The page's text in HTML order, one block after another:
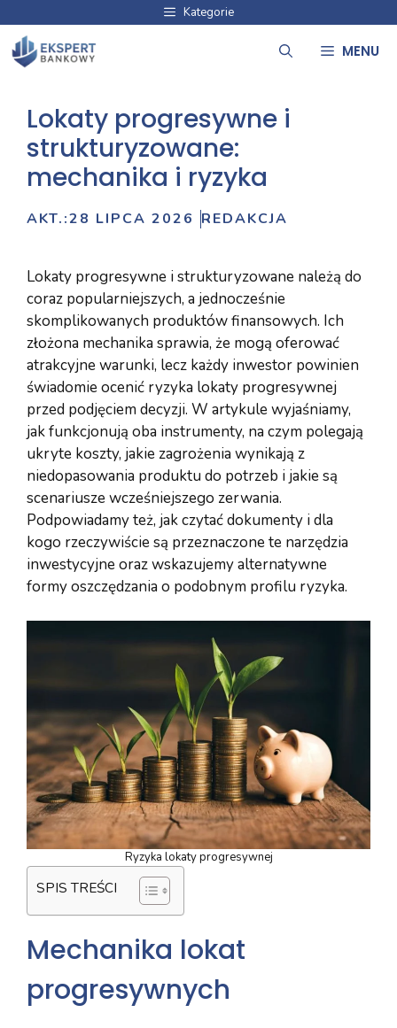
treści
Kategorie
MENU
Lokaty progresywne i
strukturyzowane:
mechanika i ryzyka
AKT.:28 LIPCA 2026 REDAKCJA
Lokaty progresywne i strukturyzowane należą do
coraz popularniejszych, a jednocześnie
skomplikowanych produktów finansowych. Ich
złożona mechanika sprawia, że mogą oferować
atrakcyjne warunki, lecz każdy inwestor powinien
świadomie ocenić ryzyka lokaty progresywnej
przed podjęciem decyzji. W artykule wyjaśniamy,
jak funkcjonują oba instrumenty, na czym polegają
ukryte koszty, jakie zagrożenia wynikają z
niedopasowania produktu do potrzeb i jakie są
scenariusze wcześniejszego zerwania.
Podpowiadamy też, jak czytać dokumenty i dla
kogo rzeczywiście są przeznaczone te narzędzia
inwestycyjne oraz wskazujemy alternatywne
formy oszczędzania o podobnym profilu ryzyka.
Ryzyka lokaty progresywnej
SPIS TREŚCI
Mechanika lokat
progresywnych